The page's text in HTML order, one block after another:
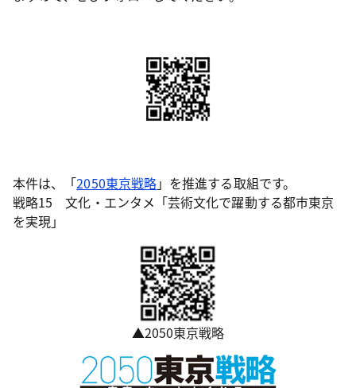
本件は、「2050東京戦略」を推進する取組です。
戦略15 文化・エンタメ「芸術文化で躍動する都市東京
を実現」
▲2050東京戦略